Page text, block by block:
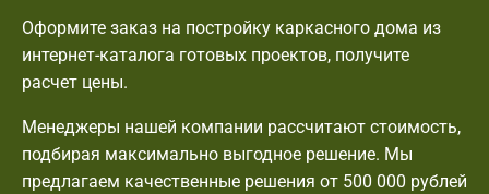
Оформите заказ на постройку каркасного дома из
интернет-каталога готовых проектов, получите
расчет цены.
Менеджеры нашей компании рассчитают стоимость,
подбирая максимально выгодное решение. Мы
предлагаем качественные решения от 500 000 рублей